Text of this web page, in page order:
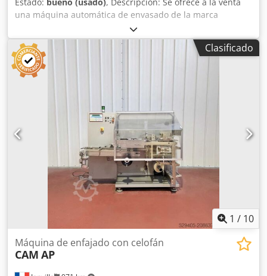
una máquina automática de envasado de la marca
AFFELDT, modelo SA 05. La máquina es de segunda mano,
pero está en buen estado de funcionamiento y opera sin
inconvenientes. Es ideal para su uso industrial,
especialmente para el envasado de productos en film.
Detalles: • Fabricante: AFFELDT (calidad alemana) • Modelo:
SA 05 • Aplicación: envasado en film / proceso de envasado
• Estado: usada, totalmente operativa • Construcción
industrial robusta La máquina proviene de una línea de
producción en funcionamiento y se utilizó de manera
fiable en la operación diaria. Las máquinas AFFELDT son
conocidas por su durabilidad y robustez, diseñadas para
un uso industrial continuo. Presenta signos normales de
uso, pero técnicamente está en perfecto estado de
funcionamiento. Ideal para producción, almacén o
expedición. —— Posibilidad de inspección y prueba de
funcionamiento in situ. La máquina está disponible de
inmediato. Cjdpfx Aoy Ez Rbec Derf
Clasificado
1 / 10
Máquina de enfajado con celofán
CAM AP